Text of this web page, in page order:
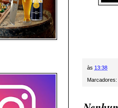
às 13:38
Marcadores: